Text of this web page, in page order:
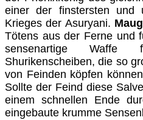
einer der finstersten und
Krieges der Asuryani.
Tötens aus der Ferne und
sensenartige Waffe
Shurikenscheiben, die so
von Feinden köpfen
Sollte der Feind diese
einem schnellen Ende
eingebaute krumme